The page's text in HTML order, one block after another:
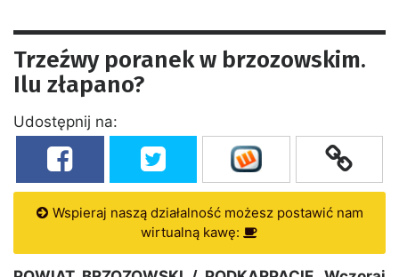
Trzeźwy poranek w brzozowskim.
Ilu złapano?
Udostępnij na:
Wspieraj naszą działalność możesz postawić nam
wirtualną kawę: